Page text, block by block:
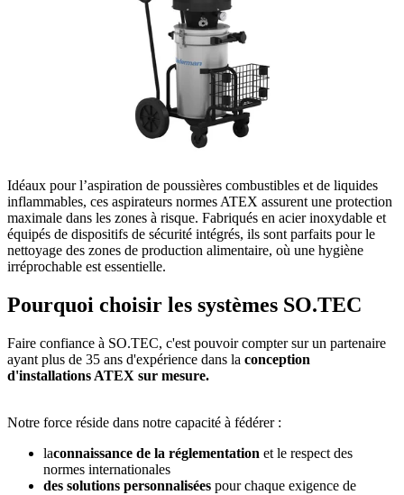
Idéaux pour l’aspiration de poussières combustibles et de liquides
inflammables, ces aspirateurs normes ATEX assurent une protection
maximale dans les zones à risque. Fabriqués en acier inoxydable et
équipés de dispositifs de sécurité intégrés, ils sont parfaits pour le
nettoyage des zones de production alimentaire, où une hygiène
irréprochable est essentielle.
Pourquoi choisir les systèmes SO.TEC
Faire confiance à SO.TEC, c'est pouvoir compter sur un partenaire
ayant plus de 35 ans d'expérience dans la conception
d'installations ATEX sur mesure.
Notre force réside dans notre capacité à fédérer :
laconnaissance de la réglementation et le respect des
normes internationales
des solutions personnalisées pour chaque exigence de